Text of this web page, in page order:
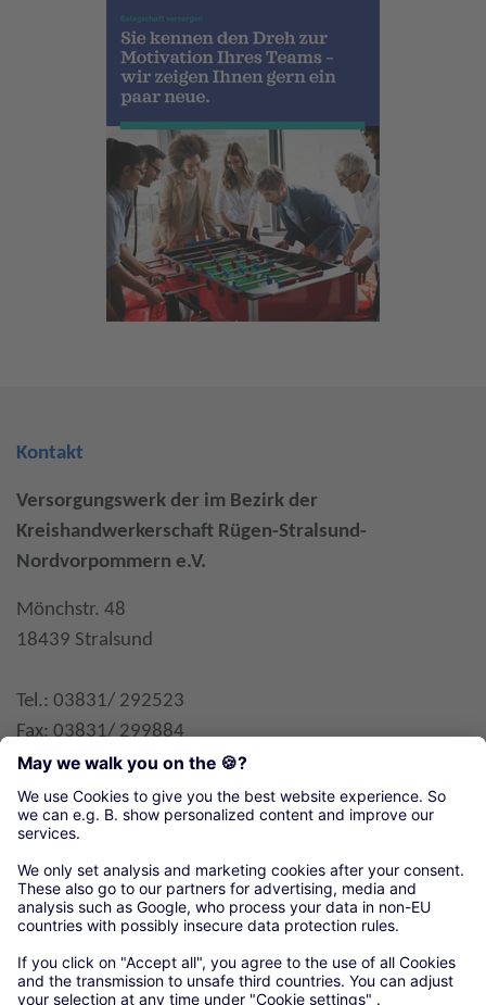
Kontakt
Versorgungswerk der im Bezirk der
Kreishandwerkerschaft Rügen-Stralsund-
Nordvorpommern e.V.
Mönchstr. 48
18439 Stralsund
Tel.: 03831/ 292523
Fax: 03831/ 299884
Organisationen unseres örtlichen Handwerks
Kreishandwerkerschaft Rügen-Stralsund-